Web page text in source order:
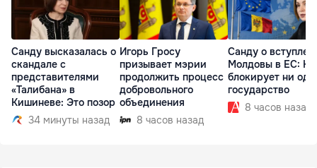
Санду высказалась о
скандале с
представителями
«Талибана» в
Кишиневе: Это позор
34 минуты назад
Игорь Гросу
призывает мэрии
продолжить процесс
добровольного
объединения
8 часов назад
Санду о
Молдовы в ЕС:
блокирует ни
государство
8 часов назад